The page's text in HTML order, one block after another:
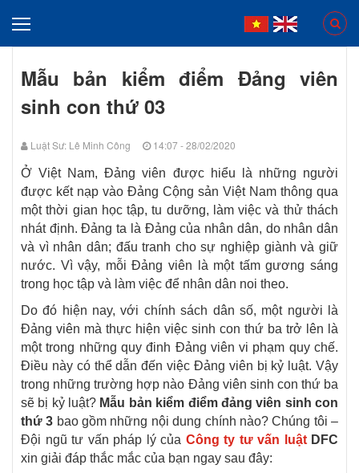
Mẫu bản kiểm điểm Đảng viên
sinh con thứ 03
Luật Sư: Lê Minh Công 14:07 - 28/02/2020
Ở Việt Nam, Đảng viên được hiểu là những người
được kết nạp vào Đảng Cộng sản Việt Nam thông qua
một thời gian học tập, tu dưỡng, làm việc và thử thách
nhát định. Đảng ta là Đảng của nhân dân, do nhân dân
và vì nhân dân; đấu tranh cho sự nghiệp giành và giữ
nước. Vì vậy, mỗi Đảng viên là một tấm gương sáng
trong học tập và làm việc để nhân dân noi theo.
Do đó hiện nay, với chính sách dân số, một người là
Đảng viên mà thực hiện việc sinh con thứ ba trở lên là
một trong những quy đinh Đảng viên vi phạm quy chế.
Điều này có thể dẫn đến việc Đảng viên bị kỷ luật. Vậy
trong những trường hợp nào Đảng viên sinh con thứ ba
sẽ bị kỷ luật? Mẫu bản kiểm điểm đảng viên sinh con
thứ 3 bao gồm những nội dung chính nào? Chúng tôi –
Đội ngũ tư vấn pháp lý của Công ty tư vấn luậtDFC
xin giải đáp thắc mắc của bạn ngay sau đây: